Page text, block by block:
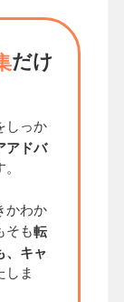
だけ
しっか
アドバ
かわか
そも転
、キャ
しま